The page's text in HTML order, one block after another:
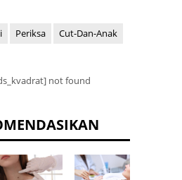
Periksa Cut-Dan-Anak
not found